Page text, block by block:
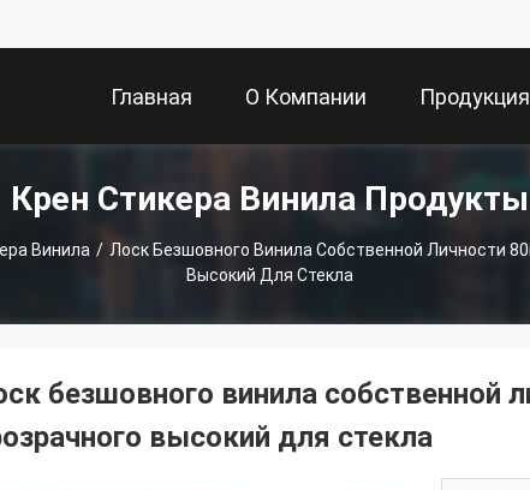
Главная
Страница
О Компании Продукция
Крен Стикера Винила Продукты
Винила / Лоск Безшовного Винила Собственной Личности
Высокий Для Стекла
безшовного винила собственной
высокий для стекла